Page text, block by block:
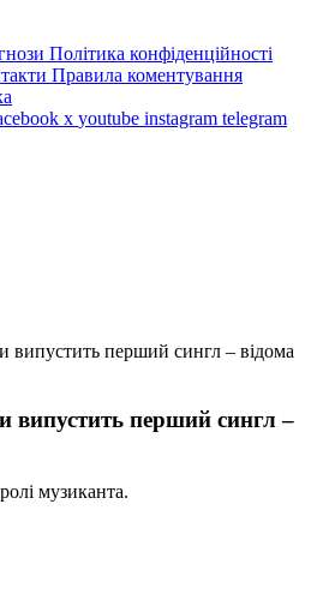
Політика конфіденційності
Правила коментування
x youtube instagram telegram
випустить перший сингл – відома
випустить перший сингл –
музиканта.